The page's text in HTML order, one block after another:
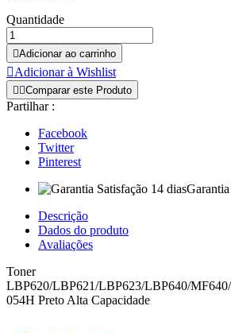
Quantidade
Adicionar ao carrinho
Adicionar à Wishlist
Comparar este Produto
Partilhar :
Facebook
Twitter
Pinterest
Descrição
Dados do produto
Avaliações
Toner
LBP620/LBP621/LBP623/LBP640/
054H Preto Alta Capacidade